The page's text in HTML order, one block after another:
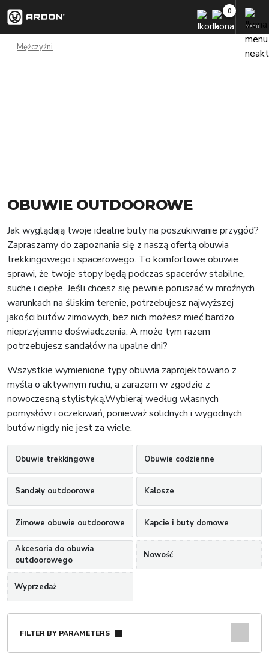
Menu
Mężczyźni
OBUWIE OUTDOOROWE
Jak wyglądają twoje idealne buty na poszukiwanie przygód?
Zapraszamy do zapoznania się z naszą ofertą obuwia
trekkingowego i spacerowego. To komfortowe obuwie
sprawi, że twoje stopy będą podczas spacerów stabilne,
suche i ciepłe. Jeśli chcesz się pewnie poruszać w mroźnych
warunkach na śliskim terenie, potrzebujesz najwyższej
jakości butów zimowych, bez nich możesz mieć bardzo
nieprzyjemne doświadczenia. A może tym razem
potrzebujesz sandałów na upalne dni?
Wszystkie wymienione typy obuwia zaprojektowano z
myślą o aktywnym ruchu, a zarazem w zgodzie z
nowoczesną stylistyką.Wybieraj według własnych
pomysłów i oczekiwań, ponieważ solidnych i wygodnych
butów nigdy nie jest za wiele.
Obuwie trekkingowe Obuwie codzienne
Sandały outdoorowe Kalosze
Zimowe obuwie outdoorowe Kapcie i buty domowe
Akcesoria do obuwia
outdoorowego
Nowość
Wyprzedaż
FILTER BY PARAMETERS